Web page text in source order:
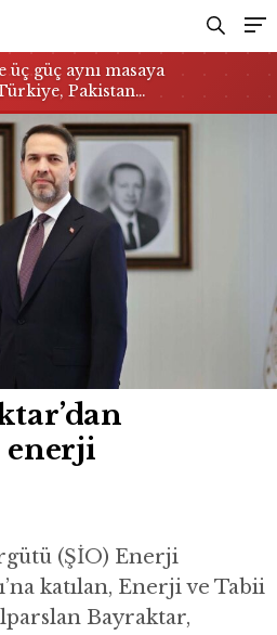
üç güç aynı masaya
Pakistan…
(ŞİO) Enerji
katılan, Enerji ve Tabii
Bayraktar,